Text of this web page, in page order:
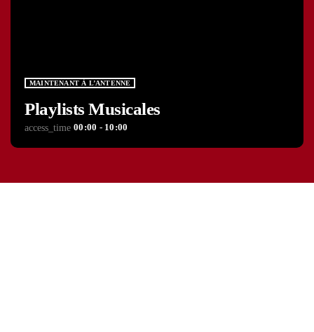
MAINTENANT À L’ANTENNE
Playlists Musicales
access_time 00:00 - 10:00